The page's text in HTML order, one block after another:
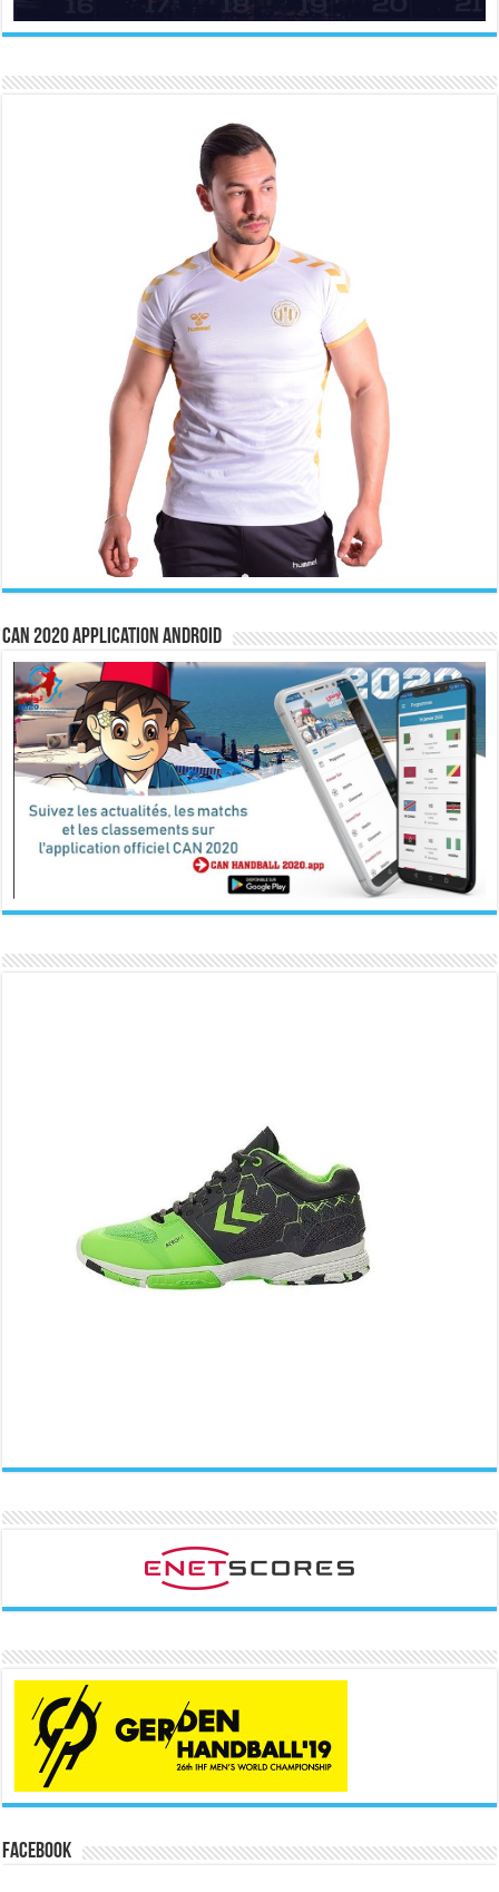
CAN 2020 Application Android
Facebook